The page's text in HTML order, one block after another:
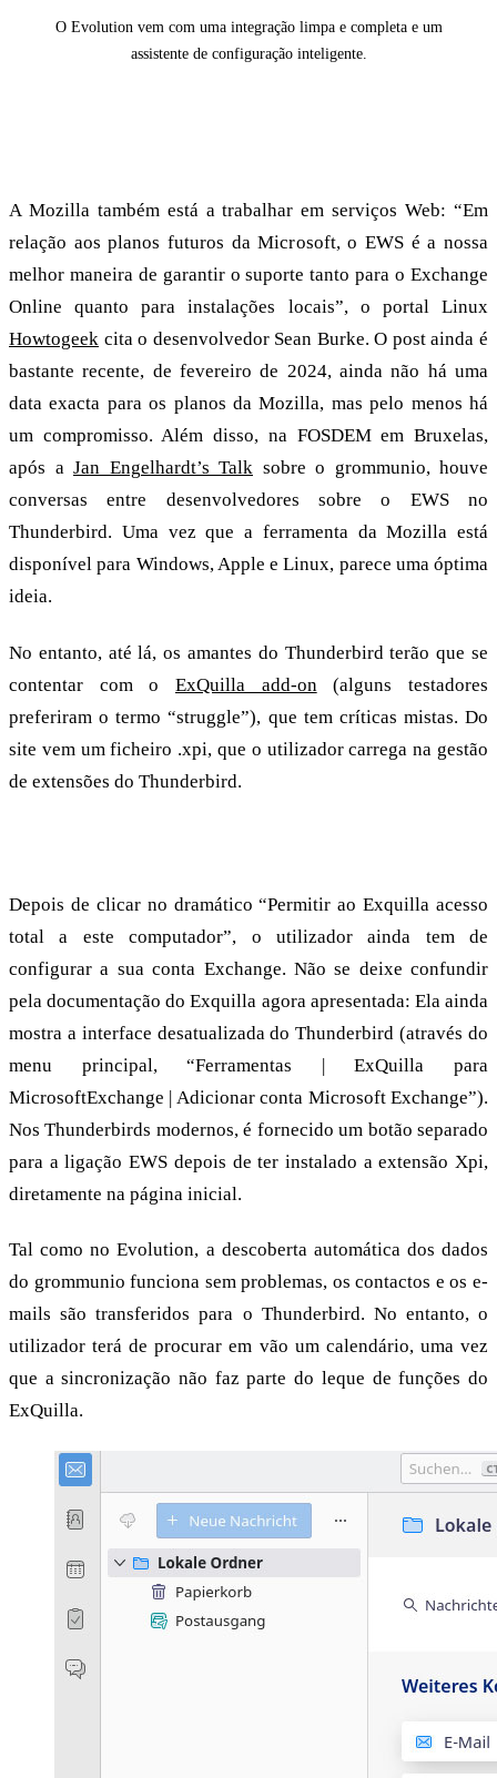
O Evolution vem com uma integração limpa e completa e um
assistente de configuração inteligente.
A Mozilla também está a trabalhar em serviços Web: “Em
relação aos planos futuros da Microsoft, o EWS é a nossa
melhor maneira de garantir o suporte tanto para o Exchange
Online quanto para instalações locais”, o portal Linux
Howtogeek cita o desenvolvedor Sean Burke. O post ainda é
bastante recente, de fevereiro de 2024, ainda não há uma
data exacta para os planos da Mozilla, mas pelo menos há
um compromisso. Além disso, na FOSDEM em Bruxelas,
após a Jan Engelhardt’s Talk sobre o grommunio, houve
conversas entre desenvolvedores sobre o EWS no
Thunderbird. Uma vez que a ferramenta da Mozilla está
disponível para Windows, Apple e Linux, parece uma óptima
ideia.
No entanto, até lá, os amantes do Thunderbird terão que se
contentar com o ExQuilla add-on (alguns testadores
preferiram o termo “struggle”), que tem críticas mistas. Do
site vem um ficheiro .xpi, que o utilizador carrega na gestão
de extensões do Thunderbird.
Depois de clicar no dramático “Permitir ao Exquilla acesso
total a este computador”, o utilizador ainda tem de
configurar a sua conta Exchange. Não se deixe confundir
pela documentação do Exquilla agora apresentada: Ela ainda
mostra a interface desatualizada do Thunderbird (através do
menu principal, “Ferramentas | ExQuilla para
MicrosoftExchange | Adicionar conta Microsoft Exchange”).
Nos Thunderbirds modernos, é fornecido um botão separado
para a ligação EWS depois de ter instalado a extensão Xpi,
diretamente na página inicial.
Tal como no Evolution, a descoberta automática dos dados
do grommunio funciona sem problemas, os contactos e os e-
mails são transferidos para o Thunderbird. No entanto, o
utilizador terá de procurar em vão um calendário, uma vez
que a sincronização não faz parte do leque de funções do
ExQuilla.